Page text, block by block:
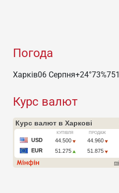
Погода
Харків06 Серпня+24°73%751
Курс валют